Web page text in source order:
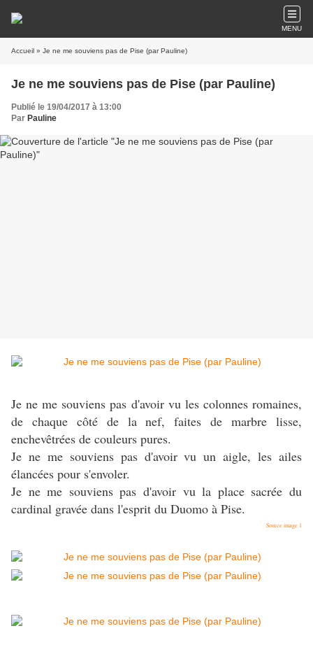
MENU
Accueil » Je ne me souviens pas de Pise (par Pauline)
Je ne me souviens pas de Pise (par Pauline)
Publié le 19/04/2017 à 13:00
Par Pauline
Je ne me souviens pas d'avoir vu les colonnes romaines,
de chaque côté de la nef, faites de marbre lisse,
enchevêtrées de couleurs pures.
Je ne me souviens pas d'avoir vu un aigle, les ailes
élancées pour s'envoler.
Je ne me souviens pas d'avoir vu la place sacrée du
cardinal gravée dans l'esprit du Duomo à Pise.
Source image 1